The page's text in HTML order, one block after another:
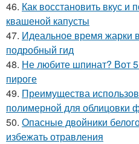
46. Как восстановить вкус и
квашеной капусты
47. Идеальное время жарки
подробный гид
48. Не любите шпинат? Вот
пироге
49. Преимущества
полимерной для облицовки
50. Опасные двойники
избежать отравления